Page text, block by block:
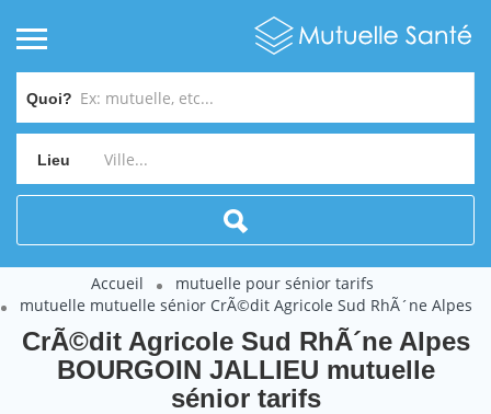
Quoi?
Lieu
Accueil
mutuelle pour sénior tarifs
mutuelle mutuelle sénior CrÃ©dit Agricole Sud RhÃ´ne Alpes
CrÃ©dit Agricole Sud RhÃ´ne Alpes
BOURGOIN JALLIEU mutuelle
sénior tarifs